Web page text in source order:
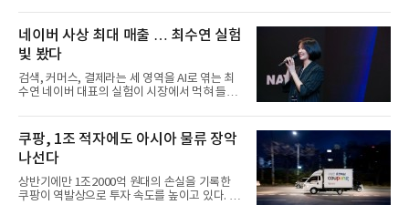
네이버 사상 최대 매출 … 최수연 실험
빛 봤다
검색, 커머스, 결제라는 세 영역을 AI로 엮는 최
수연 네이버 대표의 실험이 시장에서 먹혀 들어
쿠팡, 1조 적자에도 아시아 물류 장악
나선다
상반기에만 1조2000억 원대의 손실을 기록한
쿠팡이 역발상으로 투자 속도를 높이고 있다. 이